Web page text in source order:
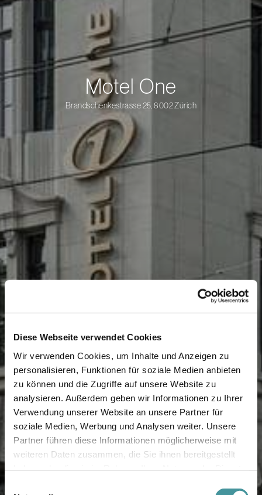
Diese Webseite verwendet Cookies
Wir verwenden Cookies, um Inhalte und Anzeigen zu
personalisieren, Funktionen für soziale Medien anbieten
zu können und die Zugriffe auf unsere Website zu
analysieren. Außerdem geben wir Informationen zu Ihrer
Verwendung unserer Website an unsere Partner für
soziale Medien, Werbung und Analysen weiter. Unsere
Partner führen diese Informationen möglicherweise mit
weiteren Daten zusammen, die Sie ihnen bereitgestellt
Einwilligungsauswahl
Motel One
Brandschenkestrasse 25, 8002 Zürich